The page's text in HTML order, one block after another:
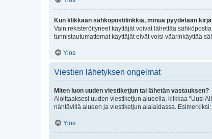
Kun klikkaan sähköpostilinkkiä, minua pyydetään
Vain rekisteröityneet käyttäjät voivat lähettää
tunnistautumattomat käyttäjät eivät voisi väärinkäyttää
Ylös
Viestien lähetyksen ongelmat
Miten luon uuden viestiketjun tai lähetän vastauksen?
Aloittaaksesi uuden viestiketjun alueella, klikkaa "Uusi
nähtävillä alueen ja viestiketjun alalaidassa.
Ylös